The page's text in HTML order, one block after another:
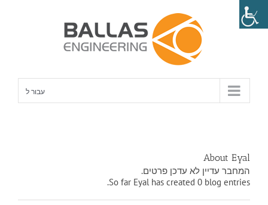
לתוכן
עבור ל
About Eyal
המחבר עדיין לא עדכן פרטים.
So far Eyal has created 0 blog entries.